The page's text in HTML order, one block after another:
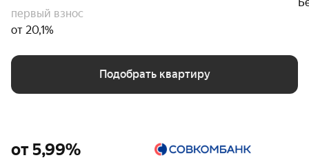
первый взнос
от 20,1%
Подобрать квартиру
от 5,99%